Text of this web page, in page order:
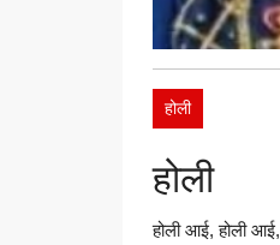
होली
होली
होली आई, होली आई,